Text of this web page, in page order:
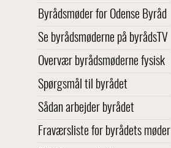
Byrådsmøder for Odense Byråd
Se byrådsmøderne på byrådsTV
Overvær byrådsmøderne fysisk
Spørgsmål til byrådet
Sådan arbejder byrådet
Fraværsliste for byrådets møder